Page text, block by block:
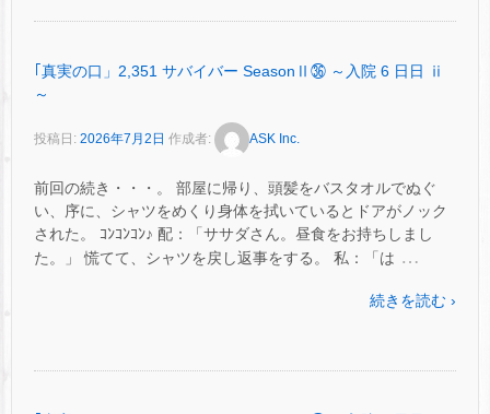
｢真実の口」2,351 サバイバー SeasonⅡ㊱ ～入院 6 日日 ⅱ
～
投稿日: 2026年7月2日 作成者: ASK Inc.
前回の続き・・・。 部屋に帰り、頭髪をバスタオルでぬぐ
い、序に、シャツをめくり身体を拭いているとドアがノック
された。 ｺﾝｺﾝｺﾝ♪ 配：「ササダさん。昼食をお持ちしまし
た。」 慌てて、シャツを戻し返事をする。 私：「は …
続きを読む ›